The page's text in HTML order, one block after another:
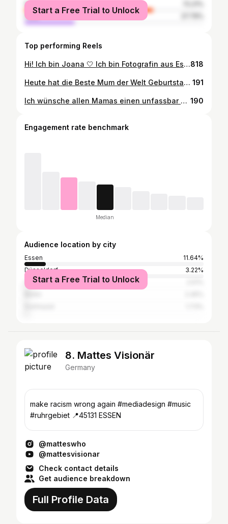
female
male
Start a Free Trial to Unlock
Top performing Reels
Hi! Ich bin Joana 🤍 Ich bin Fotografin aus Essen. Fotografin für #weddings #coupleshots #newbornshootings #businessshots und vieles mehr! Ich liebe meinen Job und freue mich riesig auf das Jahr 2023! ✨ Vielen Danke an alle, die mir folgen und mich für 2023 gebucht haben. Gemeinsam werden wir eine geile Zeit haben! 📸 #business #businesswoman #photography #weddingphotography818
Heute hat die Beste Mum der Welt Geburtstag! Nämlich meine!!! Happy Birthday!!! 🥳🤩🥰😍 191
Ich wünsche allen Mamas einen unfassbar schönen Muttertag <3 #muttertag #muttertagsgeschenk #mothersday #mama #geschenkideen #geschenk #hochzeit #liebe #traumklick #love #geburtstag #mutter #handmade #geschenkidee #geschenke #familie #mutterliebe #blumen #valentinstag #vatertag #danke 190
Engagement rate benchmark
Median
Audience location by city
Essen
11.64%
Düsseldorf
3.22%
Cologne
Start a Free Trial to Unlock
8. Mattes Visionär
Germany
make racism wrong again #mediadesign #music
#ruhrgebiet 📍45131 ESSEN
@matteswho
@mattesvisionar
Check contact details
Get audience breakdown
Full Profile Data